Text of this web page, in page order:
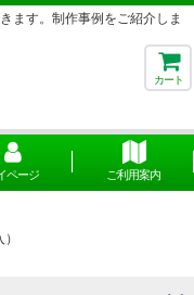
ます。制作事例をご紹介しま
カート
ページ ご利用案内